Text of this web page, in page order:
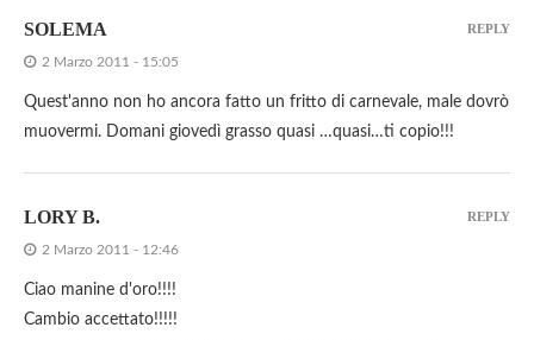
SOLEMA
2 Marzo 2011 - 15:05
Quest'anno non ho ancora fatto un fritto di carnevale, male dovrò
muovermi. Domani giovedì grasso quasi …quasi…ti copio!!!
REPLY
LORY B.
2 Marzo 2011 - 12:46
Ciao manine d'oro!!!!
Cambio accettato!!!!!
REPLY